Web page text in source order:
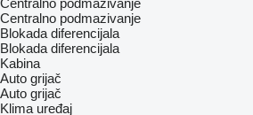
Centralno podmazivanje
Centralno podmazivanje
Blokada diferencijala
Blokada diferencijala
Kabina
Auto grijač
Auto grijač
Klima uređaj